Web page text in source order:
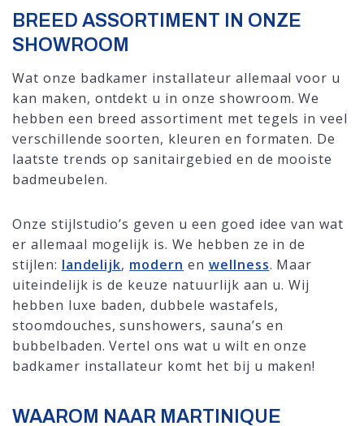
BREED ASSORTIMENT IN ONZE
SHOWROOM
Wat onze badkamer installateur allemaal voor u
kan maken, ontdekt u in onze showroom. We
hebben een breed assortiment met tegels in veel
verschillende soorten, kleuren en formaten. De
laatste trends op sanitairgebied en de mooiste
badmeubelen.
Onze stijlstudio’s geven u een goed idee van wat
er allemaal mogelijk is. We hebben ze in de
stijlen: landelijk, modern en wellness. Maar
uiteindelijk is de keuze natuurlijk aan u. Wij
hebben luxe baden, dubbele wastafels,
stoomdouches, sunshowers, sauna’s en
bubbelbaden. Vertel ons wat u wilt en onze
badkamer installateur komt het bij u maken!
WAAROM NAAR MARTINIQUE